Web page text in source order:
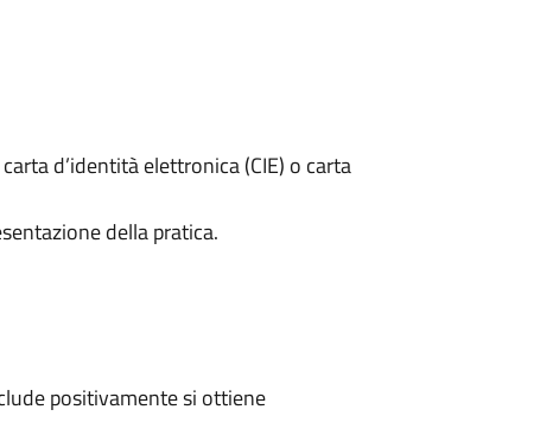
d’identità elettronica (CIE) o carta
della pratica.
positivamente si ottiene